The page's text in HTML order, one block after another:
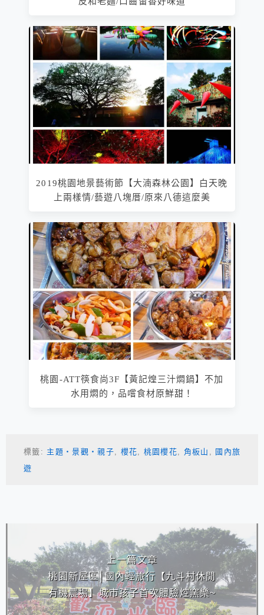
2019桃園地景藝術節【大湳森林公園】白天晚
上兩樣情/藝遊八塊厝/原來八德這麼美
桃園-ATT筷食尚3F【黃記煌三汁燜鍋】不加
水用燜的，品嚐食材原鮮甜！
標籤: 主題‧景觀‧親子, 櫻花, 桃園櫻花, 角板山 , 國內旅
遊
上一篇文章
桃園新屋區│國內輕旅行【九斗村休閒
有機農場】城市孩子首次體驗焢窯樂~